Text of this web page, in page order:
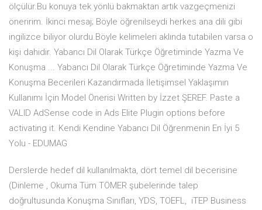
ölçülür.Bu konuya tek yönlü bakmaktan artık vazgeçmenizi
öneririm. İkinci mesaj; Böyle öğrenilseydi herkes ana dili gibi
ingilizce biliyor olurdu.Böyle kelimeleri aklında tutabilen varsa o
kişi dahidir. Yabancı Dil Olarak Türkçe Öğretiminde Yazma Ve
Konuşma ... Yabancı Dil Olarak Türkçe Öğretiminde Yazma Ve
Konuşma Becerileri Kazandırmada İletişimsel Yaklaşımın
Kullanımı İçin Model Önerisi Written by İzzet ŞEREF. Paste a
VALID AdSense code in Ads Elite Plugin options before
activating it. Kendi Kendine Yabancı Dil Öğrenmenin En İyi 5
Yolu - EDUMAG
Derslerde hedef dil kullanılmakta, dört temel dil becerisine
(Dinleme , Okuma Tüm TÖMER şubelerinde talep
doğrultusunda Konuşma Sınıfları, YDS, TOEFL, iTEP Business